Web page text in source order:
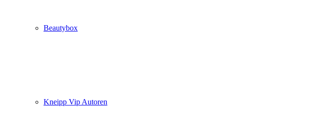
Beautybox
Kneipp Vip Autoren